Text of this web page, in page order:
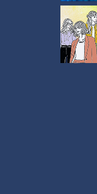
CBCテレビ『チャント！
鬼トレその④は、『
部員によれば「最近